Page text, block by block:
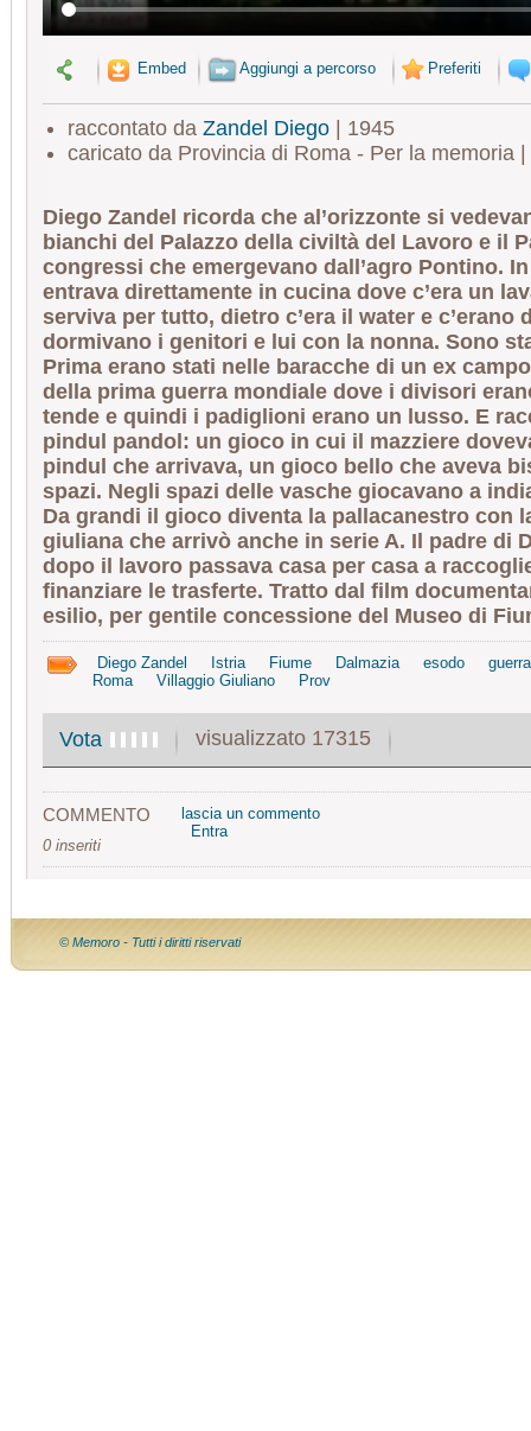
Embed Aggiungi a percorso Preferiti
raccontato da Zandel Diego| 1945
caricato da Provincia di Roma - Per la memoria
Diego Zandel ricorda che al’orizzonte si
bianchi del Palazzo della civiltà del Lavoro e il
congressi che emergevano dall’agro Pontino.
entrava direttamente in cucina dove c’era un
serviva per tutto, dietro c’era il water e c’erano
dormivano i genitori e lui con la nonna. Sono
Prima erano stati nelle baracche di un ex
della prima guerra mondiale dove i divisori
tende e quindi i padiglioni erano un lusso. E
pindul pandol: un gioco in cui il mazziere
pindul che arrivava, un gioco bello che aveva
spazi. Negli spazi delle vasche giocavano a
Da grandi il gioco diventa la pallacanestro con
giuliana che arrivò anche in serie A. Il padre di
dopo il lavoro passava casa per casa a
finanziare le trasferte. Tratto dal film
esilio, per gentile concessione del Museo di
Diego Zandel Istria Fiume Dalmazia esodo
guerra
Roma
Villaggio Giuliano Prov
Vota visualizzato 17315
COMMENTO
0 inseriti
lascia un commento
Entra
© Memoro - Tutti i diritti riservati